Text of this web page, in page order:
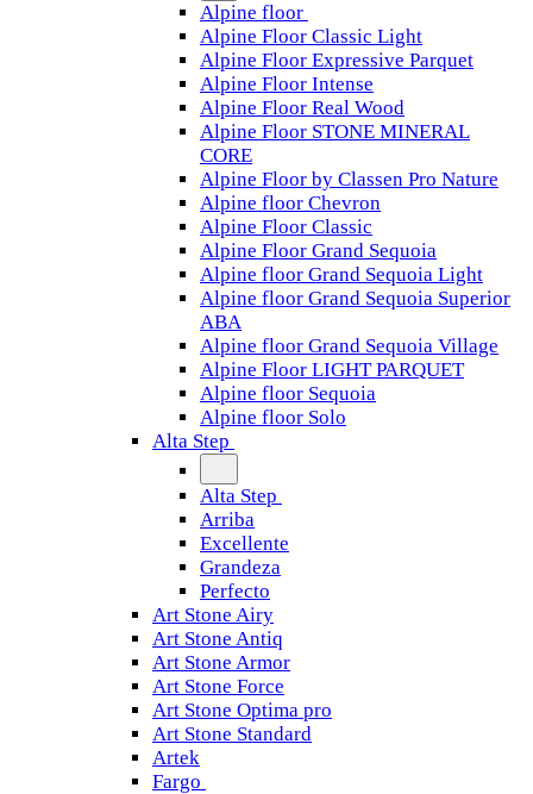
Alpine floor
Alpine Floor Classic Light
Alpine Floor Expressive Parquet
Alpine Floor Intense
Alpine Floor Real Wood
Alpine Floor STONE MINERAL
CORE
Alpine Floor by Classen Pro Nature
Alpine floor Chevron
Alpine Floor Classic
Alpine Floor Grand Sequoia
Alpine floor Grand Sequoia Light
Alpine floor Grand Sequoia Superior
ABA
Alpine floor Grand Sequoia Village
Alpine Floor LIGHT PARQUET
Alpine floor Sequoia
Alpine floor Solo
Alta Step
Alta Step
Arriba
Excellente
Grandeza
Perfecto
Art Stone Airy
Art Stone Antiq
Art Stone Armor
Art Stone Force
Art Stone Optima pro
Art Stone Standard
Artek
Fargo